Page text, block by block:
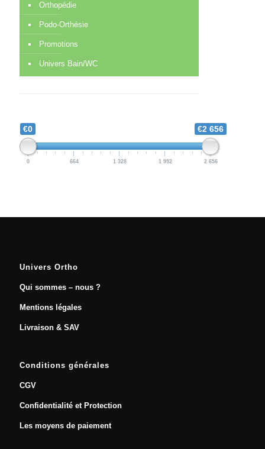
Orthopédie
Podo-Orthésie
Promotions
Univers Bain/WC
€0 €2 656
0 664 1 328 1 992 2 656
Univers Ortho
Qui sommes – nous ?
Mentions légales
Livraison & SAV
Conditions générales
CGV
Confidentialité et Protection
Les moyens de paiement